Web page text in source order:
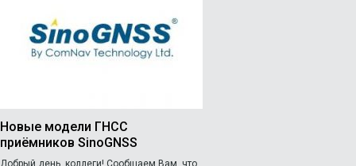
Новые модели ГНСС
приёмников SinoGNSS
Добрый день, коллеги! Сообщаем Вам, что